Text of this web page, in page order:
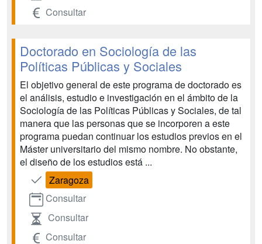
Consultar
Doctorado en Sociología de las
Políticas Públicas y Sociales
El objetivo general de este programa de doctorado es
el análisis, estudio e investigación en el ámbito de la
Sociología de las Políticas Públicas y Sociales, de tal
manera que las personas que se incorporen a este
programa puedan continuar los estudios previos en el
Máster universitario del mismo nombre. No obstante,
el diseño de los estudios está ...
Zaragoza
Consultar
Consultar
Consultar